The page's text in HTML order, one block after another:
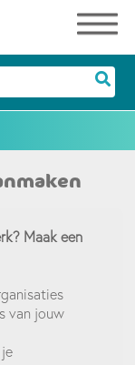
Maak een
van jouw